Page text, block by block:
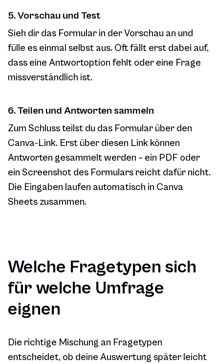
5. Vorschau und Test
Sieh dir das Formular in der Vorschau an und
fülle es einmal selbst aus. Oft fällt erst dabei auf,
dass eine Antwortoption fehlt oder eine Frage
missverständlich ist.
6. Teilen und Antworten sammeln
Zum Schluss teilst du das Formular über den
Canva-Link. Erst über diesen Link können
Antworten gesammelt werden – ein PDF oder
ein Screenshot des Formulars reicht dafür nicht.
Die Eingaben laufen automatisch in Canva
Sheets zusammen.
Welche Fragetypen sich
für welche Umfrage
eignen
Die richtige Mischung an Fragetypen
entscheidet, ob deine Auswertung später leicht